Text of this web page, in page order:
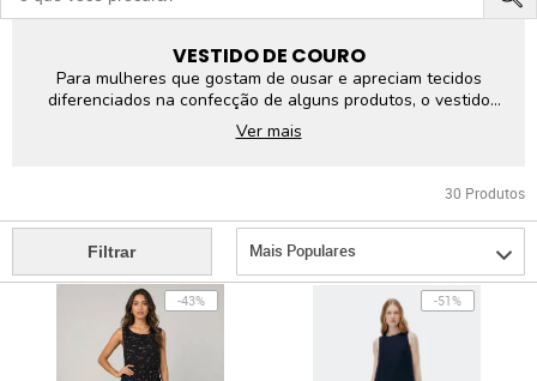
VESTIDO DE COURO
Para mulheres que gostam de ousar e apreciam tecidos
diferenciados na confecção de alguns produtos, o vestido
de couro torna-se uma ótima opção para sair com os
amigos. Perfeitos para produções noturnas, o vestido feito
Ver mais
30 Produtos
Filtrar Mais Populares
-43% -51%